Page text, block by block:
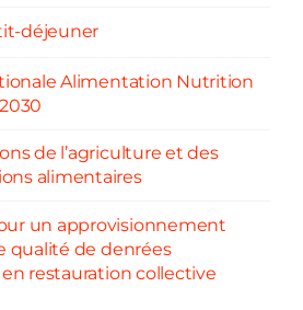
déjeuner
Alimentation Nutrition
de l’agriculture et des
alimentaires
un approvisionnement
qualité de denrées
restauration collective